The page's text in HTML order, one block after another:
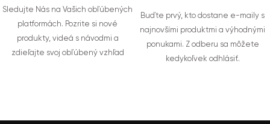
Sledujte Nás na Vašich obľúbených
platformách. Pozrite si nové
produkty, videá s návodmi a
zdieľajte svoj obľúbený vzhľad
Buďte prvý, kto dostane e-maily s
najnovšími produktmi a výhodnými
ponukami. Z odberu sa môžete
kedykoľvek odhlásiť.